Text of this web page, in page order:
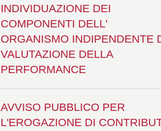
INDIVIDUAZIONE DEI
COMPONENTI DELL'
ORGANISMO INDIPENDENTE
VALUTAZIONE DELLA
PERFORMANCE
AVVISO PUBBLICO PER
L'EROGAZIONE DI